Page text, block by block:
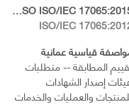
OS GSO ISO/IEC 17065:2015
ISO/IEC
قياسية عمانية
المطابقة -- متطلبات
إصدار الشهادات
والعمليات والخدمات